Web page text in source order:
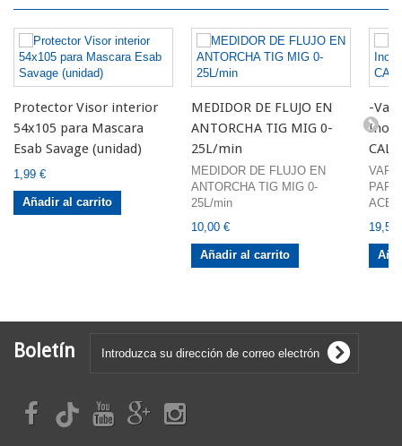
Protector Visor interior
54x105 para Mascara
Esab Savage (unidad)
1,99 €
Añadir al carrito
MEDIDOR DE FLUJO EN
ANTORCHA TIG MIG 0-
25L/min
MEDIDOR DE FLUJO EN
ANTORCHA TIG MIG 0-
25L/min
10,00 €
Añadir al carrito
-
19,50
Boletín